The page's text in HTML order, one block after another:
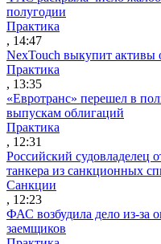
полугодии
Практика
, 14:47
NexTouch выкупит активы
Практика
, 13:35
«Евротранс» перешел в
выпускам облигаций
Практика
, 12:31
Российский судовладелец
танкера из санкционных
Санкции
, 12:23
ФАС возбудила дело из-за
заемщиков